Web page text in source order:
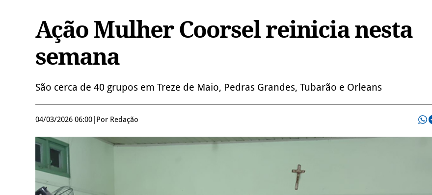
Ação Mulher Coorsel reinicia nesta
semana
São cerca de 40 grupos em Treze de Maio, Pedras Grandes, Tubarão e Orleans
04/03/2026 06:00 Por Redação